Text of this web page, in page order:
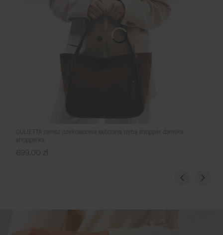
GULIETTA zamsz czekoladowa skórzana torba shopper damska
shopperka
Cena
699,00 zł